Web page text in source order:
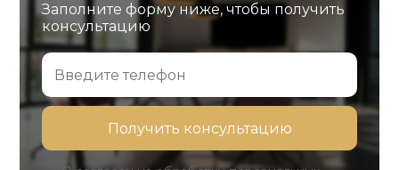
Заполните форму ниже, чтобы получить
консультацию